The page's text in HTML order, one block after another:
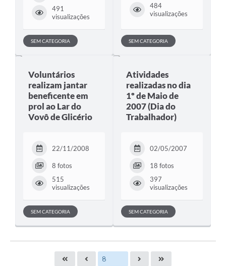
491
visualizações
SEM CATEGORIA
484
visualizações
SEM CATEGORIA
Voluntários
realizam jantar
beneficente em
prol ao Lar do
Vovô de Glicério
22/11/2008
8 fotos
515
visualizações
SEM CATEGORIA
Atividades
realizadas no dia
1º de Maio de
2007 (Dia do
Trabalhador)
02/05/2007
18 fotos
397
visualizações
SEM CATEGORIA